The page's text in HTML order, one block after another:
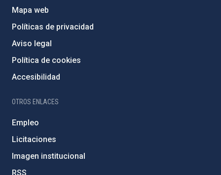
Mapa web
Políticas de privacidad
Aviso legal
Política de cookies
Accesibilidad
OTROS ENLACES
Empleo
Licitaciones
Imagen institucional
RSS